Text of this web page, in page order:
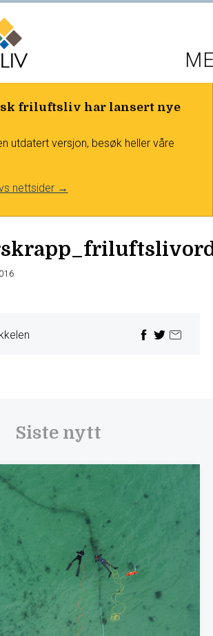
friluftsliv har lansert nye
utdatert versjon, besøk heller våre
nettsider →
Siste nytt